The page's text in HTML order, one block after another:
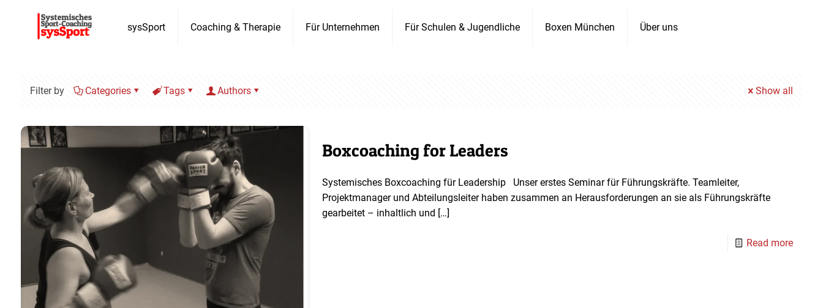
sysSport Coaching & Therapie Für Unternehmen Für Schulen & Jugendliche Boxen München Über uns
Filter by Categories Tags Authors Show all
Boxcoaching for Leaders
Systemisches Boxcoaching für Leadership Unser erstes Seminar für Führungskräfte. Teamleiter,
Projektmanager und Abteilungsleiter haben zusammen an Herausforderungen an sie als Führungskräfte
gearbeitet – inhaltlich und […]
Read more